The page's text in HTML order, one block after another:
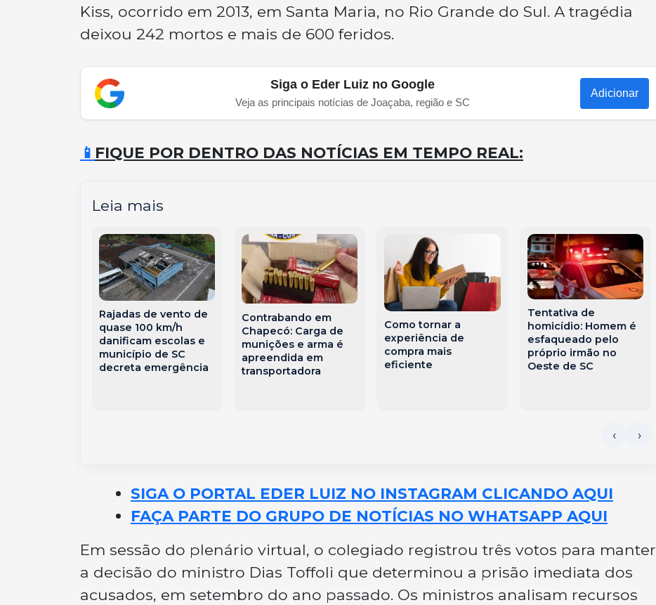
Kiss, ocorrido em 2013, em Santa Maria, no Rio Grande do Sul. A tragédia
deixou 242 mortos e mais de 600 feridos.
Siga o Eder Luiz no Google
Veja as principais notícias de Joaçaba, região e SC
Adicionar
📱 FIQUE POR DENTRO DAS NOTÍCIAS EM TEMPO REAL:
Leia mais
Rajadas de vento de
quase 100 km/h
danificam escolas e
município de SC
decreta emergência
Contrabando em
Chapecó: Carga de
munições e arma é
apreendida em
transportadora
Como tornar a
experiência de
compra mais
eficiente
Tentativa de
homicídio: Homem é
esfaqueado pelo
próprio irmão no
Oeste de SC
SIGA O PORTAL EDER LUIZ NO INSTAGRAM CLICANDO AQUI
FAÇA PARTE DO GRUPO DE NOTÍCIAS NO WHATSAPP AQUI
Em sessão do plenário virtual, o colegiado registrou três votos para manter
a decisão do ministro Dias Toffoli que determinou a prisão imediata dos
acusados, em setembro do ano passado. Os ministros analisam recursos